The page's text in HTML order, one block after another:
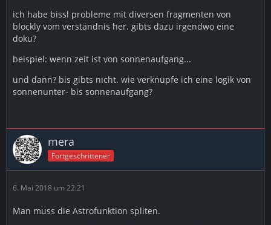
ich habe bissl probleme mit diversen fragmenten von
blockly vom verständnis her. gibts dazu irgendwo eine
doku?
beispiel: wenn zeit ist von sonnenaufgang...
und dann? bis gibts nicht. wie verknüpfe ich eine logik von
sonnenunter- bis sonnenaufgang?
mera
Fortgeschrittener
6. Mai 2018 um 22:21
Man muss die Astrofunktion spliten.